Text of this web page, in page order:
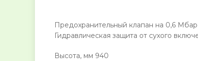
Предохранительный клапан на 0,6
Гидравлическая защита от сухого
Высота, мм 940